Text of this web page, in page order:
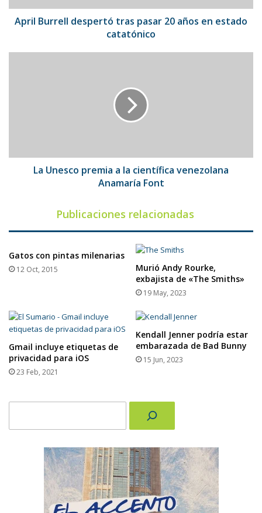
estado
catatónico
April Burrell despertó tras pasar 20 años en estado
catatónico
Font
La Unesco premia a la científica venezolana
Anamaría Font
Publicaciones relacionadas
Gatos con pintas milenarias
12 Oct, 2015
Murió Andy Rourke,
exbajista de «The Smiths»
19 May, 2023
Gmail incluye etiquetas de
privacidad para iOS
23 Feb, 2021
Kendall Jenner podría estar
embarazada de Bad Bunny
15 Jun, 2023